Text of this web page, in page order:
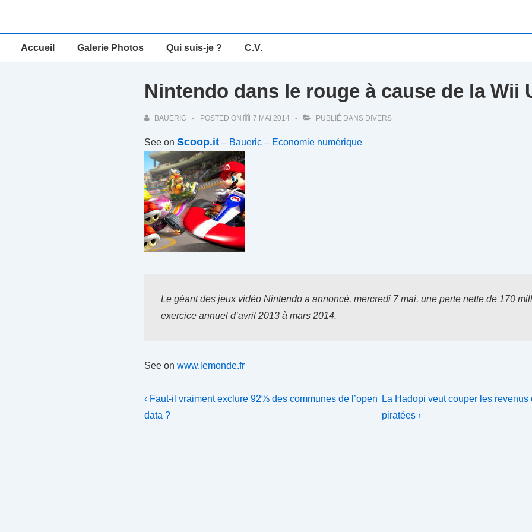
Main
Accueil Galerie Photos Qui suis-je ? C.V.
Nintendo dans le rouge à cause de la Wii
BAUERIC POSTED ON 7 MAI 2014 PUBLIÉ DANS DIVERS
See onScoop.it – Baueric – Economie numérique
Le géant des jeux vidéo Nintendo a annoncé, mercredi 7 mai, une perte nette de 170
exercice annuel d’avril 2013 à mars 2014.
See onwww.lemonde.fr
Navigation
de
Previous
Post
‹ Faut-il vraiment exclure 92% des communes de l’open
data ?
Next
Post
La Hadopi veut couper les revenus
piratées ›